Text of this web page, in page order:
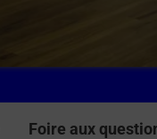
Foire aux